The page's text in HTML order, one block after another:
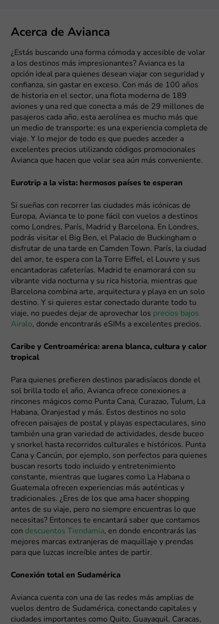
Acerca de Avianca
¿Estás buscando una forma cómoda y accesible de volar
a los destinos más impresionantes? Avianca es la
opción ideal para quienes desean viajar con seguridad y
confianza, sin gastar en exceso. Con más de 100 años
de historia en el sector, una flota moderna de 189
aviones y una red que conecta a más de 29 millones de
pasajeros cada año, esta aerolínea es mucho más que
un medio de transporte: es una experiencia completa de
viaje. Y lo mejor de todo es que puedes acceder a
excelentes precios utilizando códigos promocionales
Avianca que hacen que volar sea aún más conveniente.
Eurotrip a la vista: hermosos países te esperan
Si sueñas con recorrer las ciudades más icónicas de
Europa, Avianca te lo pone fácil con vuelos a destinos
como Londres, París, Madrid y Barcelona. En Londres,
podrás visitar el Big Ben, el Palacio de Buckingham o
disfrutar de una tarde en Camden Town. París, la ciudad
del amor, te espera con la Torre Eiffel, el Louvre y sus
encantadoras cafeterías. Madrid te enamorará con su
vibrante vida nocturna y su rica historia, mientras que
Barcelona combina arte, arquitectura y playa en un solo
destino. Y si quieres estar conectado durante todo tu
viaje, no puedes dejar de aprovechar los precios bajos
Airalo, donde encontrarás eSIMs a excelentes precios.
Caribe y Centroamérica: arena blanca, cultura y calor
tropical
Para quienes prefieren destinos paradisíacos donde el
sol brilla todo el año, Avianca ofrece conexiones a
rincones mágicos como Punta Cana, Curazao, Tulum, La
Habana, Oranjestad y más. Estos destinos no solo
ofrecen paisajes de postal y playas espectaculares, sino
también una gran variedad de actividades, desde buceo
y snorkel hasta recorridos culturales e históricos. Punta
Cana y Cancún, por ejemplo, son perfectos para quienes
buscan resorts todo incluido y entretenimiento
constante, mientras que lugares como La Habana o
Guatemala ofrecen experiencias más auténticas y
tradicionales. ¿Eres de los que ama hacer shopping
antes de su viaje, pero no siempre encuentras lo que
necesitas? Entonces te encantará saber que contamos
con descuentos Tiendamia, en donde encontrarás las
mejores marcas extranjeras de maquillaje y prendas
para que luzcas increíble antes de partir.
Conexión total en Sudamérica
Avianca cuenta con una de las redes más amplias de
vuelos dentro de Sudamérica, conectando capitales y
ciudades importantes como Quito, Guayaquil, Caracas,